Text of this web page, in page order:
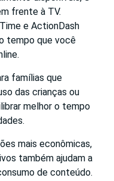
frente à TV.
e ActionDash
tempo que você
famílias que
das crianças ou
melhor o tempo
mais econômicas,
também ajudam a
de conteúdo.